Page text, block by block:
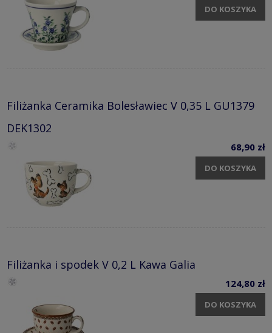
DO KOSZYKA
Filiżanka Ceramika Bolesławiec V 0,35 L GU1379
DEK1302
68,90 zł
DO KOSZYKA
Filiżanka i spodek V 0,2 L Kawa Galia
124,80 zł
DO KOSZYKA